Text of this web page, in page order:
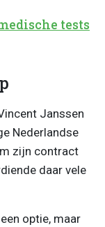
tests
Janssen
Nederlandse
zijn contract
daar vele
optie, maar